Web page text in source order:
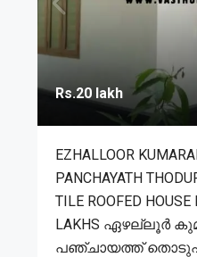
Rs.20 lakh
EZHALLOOR
PANCHAYATH
TILE ROOFED
LAKHS ഏഴല്ലൂർ
പഞ്ചായത്ത്